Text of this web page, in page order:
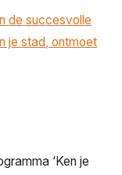
de succesvolle
je stad, ontmoet
‘Ken je